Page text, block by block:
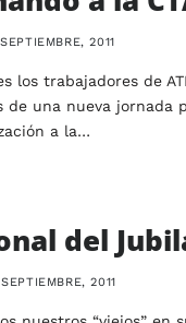
2011
los trabajadores de
de una nueva jornada
a la…
del
2011